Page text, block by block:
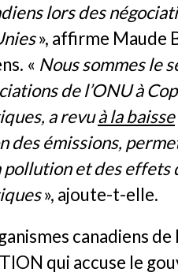
lors des
», affirme Maude
« Nous sommes le
de l’ONU à
a revuà la baisse
des émissions,
pollution et des effets
», ajoute-t-elle.
canadiens
qui accuse le